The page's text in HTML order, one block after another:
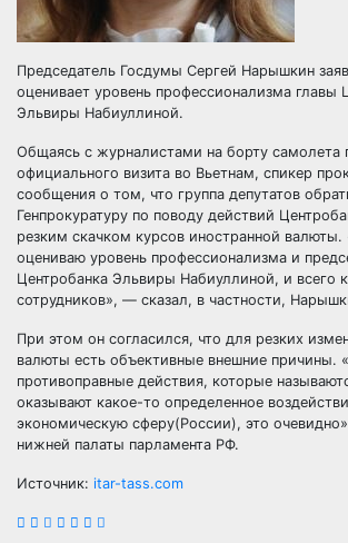
Председатель Госдумы Сергей Нарышкин
оценивает уровень профессионализма главы
Эльвиры Набиуллиной.
Общаясь с журналистами на борту самолета
официального визита во Вьетнам, спикер
сообщения о том, что группа депутатов
Генпрокуратуру по поводу действий
резким скачком курсов иностранной
оцениваю уровень профессионализма и
Центробанка Эльвиры Набиуллиной, и всего
сотрудников», — сказал, в частности,
При этом он согласился, что для резких
валюты есть объективные внешние причины.
противоправные действия, которые
оказывают какое-то определенное
экономическую сферу(России), это
нижней палаты парламента РФ.
Источник: itar-tass.com